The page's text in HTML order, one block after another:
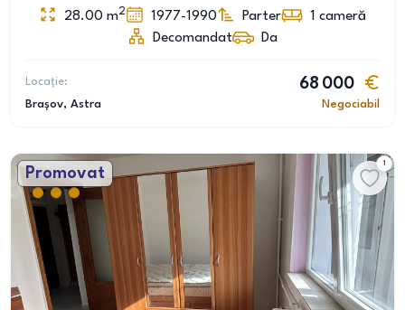
28.00 m2 1977-1990 Parter 1 cameră
Decomandat
Da
Locație:
Brașov, Astra
68 000
Negociabil
Promovat
1